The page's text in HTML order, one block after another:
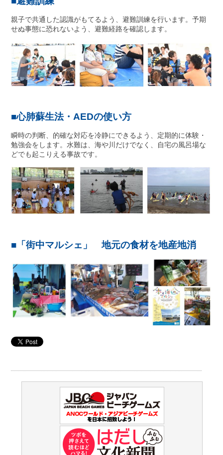
親子で共通した認識がもてるよう、避難訓練を行います。予期
せぬ事態に恐れないよう、避難経路を確認します。
■心肺蘇生法・AEDの使い方
瞬時の判断、的確な対応を冷静にできるよう、定期的に体験・
勉強会をします。水難は、海や川だけでなく、自宅の風呂場な
どでも起こりえる事故です。
■「街中マルシェ」 地元の食材を地産地消